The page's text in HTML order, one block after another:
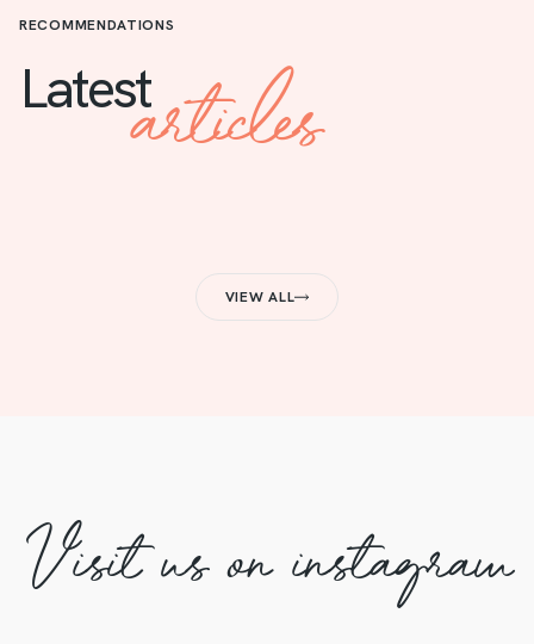
RECOMMENDATIONS
Latestarticles
VIEW ALL
Visit us on instagram